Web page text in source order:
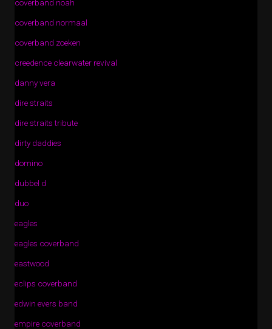
coverband noah
coverband normaal
coverband zoeken
creedence clearwater revival
danny vera
dire straits
dire straits tribute
dirty daddies
domino
dubbel d
duo
eagles
eagles coverband
eastwood
eclips coverband
edwin evers band
empire coverband